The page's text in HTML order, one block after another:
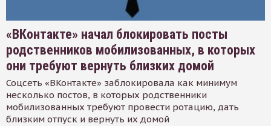
«ВКонтакте» начал блокировать посты
родственников мобилизованных, в которых
они требуют вернуть близких домой
Соцсеть «ВКонтакте» заблокировала как минимум
несколько постов, в которых родственники
мобилизованных требуют провести ротацию, дать
близким отпуск и вернуть их домой